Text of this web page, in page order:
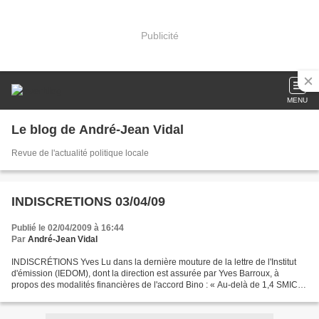
Publicité
MENU
Le blog de André-Jean Vidal
Revue de l'actualité politique locale
INDISCRETIONS 03/04/09
Publié le 02/04/2009 à 16:44
Par André-Jean Vidal
INDISCRÉTIONS Yves Lu dans la dernière mouture de la lettre de l'Institut
d'émission (IEDOM), dont la direction est assurée par Yves Barroux, à
propos des modalités financières de l'accord Bino : « Au-delà de 1,4 SMIC,